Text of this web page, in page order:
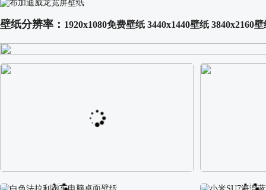
壁纸分辨率： 1920x1080免费壁纸 3440x1440壁纸 3840x2160壁
阿尔卑斯山区自然风景壁纸 校园长发可爱